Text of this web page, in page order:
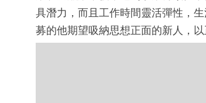
具潛力，而且工作時間靈活彈性，
募的他期望吸納思想正面的新人，